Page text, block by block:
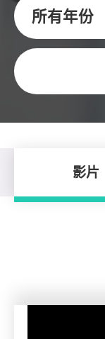
所有年份
關鍵字
影片